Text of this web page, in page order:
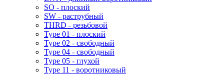
SO - плоский
SW - раструбный
THRD - резьбовой
Type 01 - плоский
Type 02 - свободный
Type 04 - свободный
Type 05 - глухой
Type 11 - воротниковый